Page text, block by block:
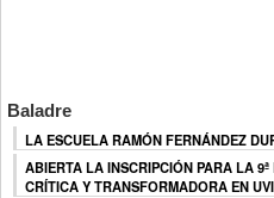
Baladre
LA ESCUELA RAMÓN FERNÁNDEZ
ABIERTA LA INSCRIPCIÓN PARA LA
CRÍTICA Y TRANSFORMADORA EN